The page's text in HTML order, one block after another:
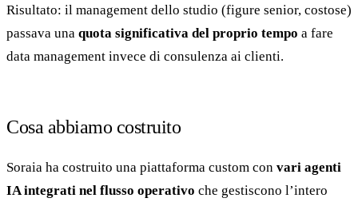
Risultato: il management dello studio (figure senior, costose)
passava una quota significativa del proprio tempo a fare
data management invece di consulenza ai clienti.
Cosa abbiamo costruito
Soraia ha costruito una piattaforma custom con vari agenti
IA integrati nel flusso operativo che gestiscono l’intero